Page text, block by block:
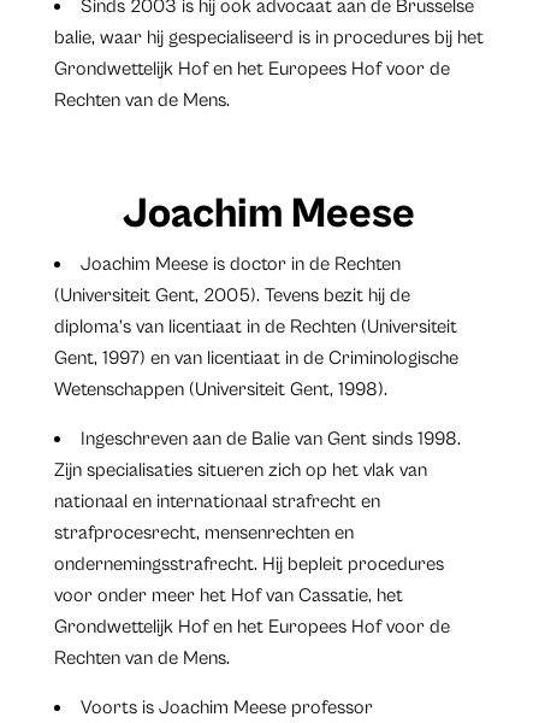
Sinds 2003 is hij ook advocaat aan de Brusselse
balie, waar hij gespecialiseerd is in procedures bij het
Grondwettelijk Hof en het Europees Hof voor de
Rechten van de Mens.
Joachim Meese
Joachim Meese is doctor in de Rechten
(Universiteit Gent, 2005). Tevens bezit hij de
diploma’s van licentiaat in de Rechten (Universiteit
Gent, 1997) en van licentiaat in de Criminologische
Wetenschappen (Universiteit Gent, 1998).
Ingeschreven aan de Balie van Gent sinds 1998.
Zijn specialisaties situeren zich op het vlak van
nationaal en internationaal strafrecht en
strafprocesrecht, mensenrechten en
ondernemingsstrafrecht. Hij bepleit procedures
voor onder meer het Hof van Cassatie, het
Grondwettelijk Hof en het Europees Hof voor de
Rechten van de Mens.
Voorts is Joachim Meese professor